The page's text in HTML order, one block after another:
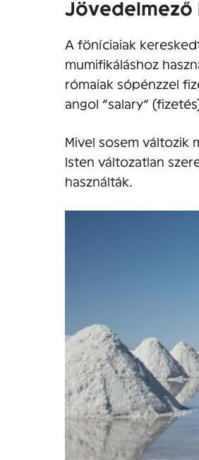
Jövedelmező
A föníciaiak
mumifikáláshoz
rómaiak sópénzzel
angol “salary”
Mivel sosem változik
Isten változatlan
használták.